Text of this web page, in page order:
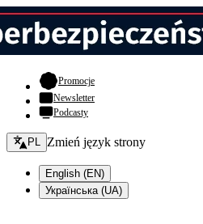
Promocje- otwiera się w nowej karcie
Newsletter
Podcasty
Zmień język - bieżący:
PL Zmień język strony
English (EN)
Українська (UA)